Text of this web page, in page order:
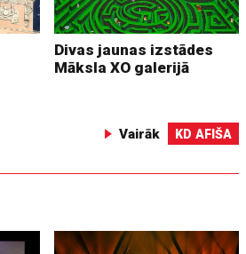
Divas jaunas izstādes
Māksla XO galerijā
Vairāk KD AFIŠA